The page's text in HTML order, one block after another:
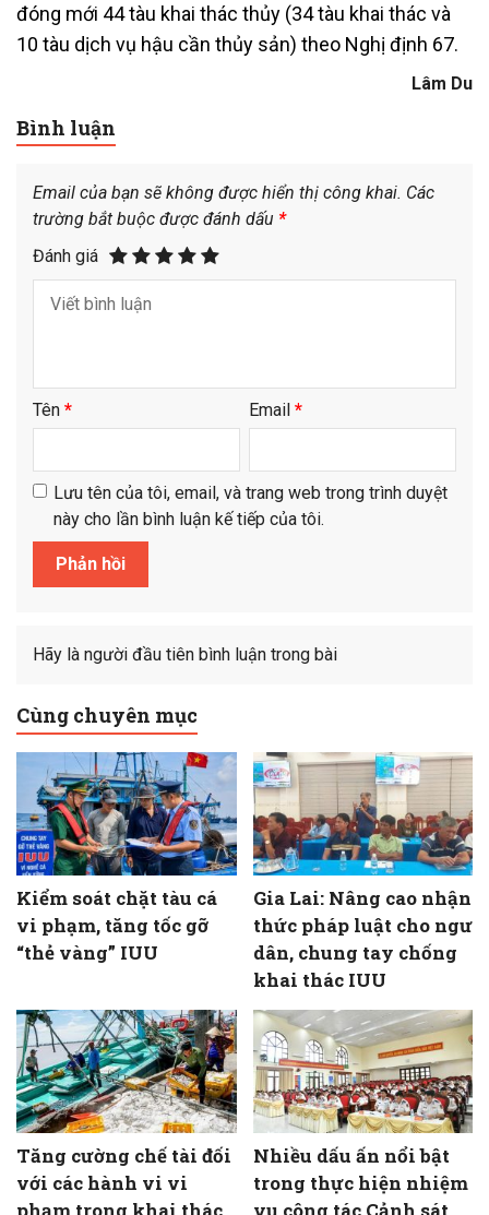
đóng mới 44 tàu khai thác thủy (34 tàu khai thác và
10 tàu dịch vụ hậu cần thủy sản) theo Nghị định 67.
Lâm Du
Bình luận
Email của bạn sẽ không được hiển thị công khai. Các
trường bắt buộc được đánh dấu *
Đánh giá
Tên * Email *
Lưu tên của tôi, email, và trang web trong trình duyệt
này cho lần bình luận kế tiếp của tôi.
Hãy là người đầu tiên bình luận trong bài
Cùng chuyên mục
Kiểm soát chặt tàu cá
vi phạm, tăng tốc gỡ
“thẻ vàng” IUU
Gia Lai: Nâng cao nhận
thức pháp luật cho ngư
dân, chung tay chống
khai thác IUU
Tăng cường chế tài đối
với các hành vi vi
Nhiều dấu ấn nổi bật
trong thực hiện nhiệm